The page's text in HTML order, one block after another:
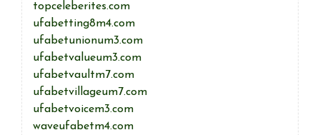
topceleberites.com
ufabetting8m4.com
ufabetunionum3.com
ufabetvalueum3.com
ufabetvaultm7.com
ufabetvillageum7.com
ufabetvoicem3.com
waveufabetm4.com